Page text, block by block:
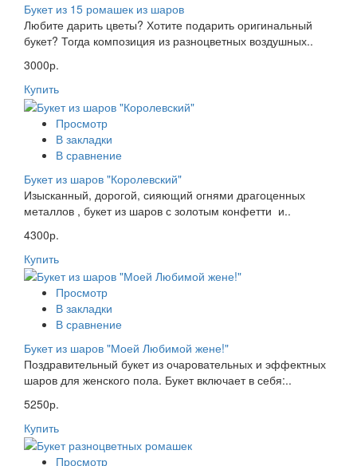
Букет из 15 ромашек из шаров
Любите дарить цветы? Хотите подарить оригинальный
букет? Тогда композиция из разноцветных воздушных..
3000р.
Купить
Просмотр
В закладки
В сравнение
Букет из шаров "Королевский"
Изысканный, дорогой, сияющий огнями драгоценных
металлов , букет из шаров с золотым конфетти и..
4300р.
Купить
Просмотр
В закладки
В сравнение
Букет из шаров "Моей Любимой жене!"
Поздравительный букет из очаровательных и эффектных
шаров для женского пола. Букет включает в себя:..
5250р.
Купить
Просмотр